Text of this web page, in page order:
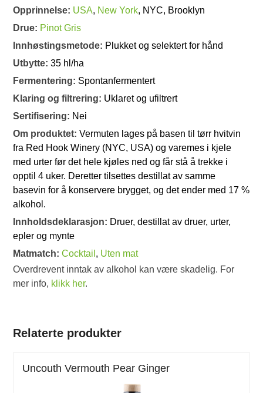
Opprinnelse: USA, New York, NYC, Brooklyn
Drue: Pinot Gris
Innhøstingsmetode: Plukket og selektert for hånd
Utbytte:35 hl/ha
Fermentering: Spontanfermentert
Klaring og filtrering: Uklaret og ufiltrert
Sertifisering: Nei
Om produktet:Vermuten lages på basen til tørr hvitvin
fra Red Hook Winery (NYC, USA) og varemes i kjele
med urter før det hele kjøles ned og får stå å trekke i
opptil 4 uker. Deretter tilsettes destillat av samme
basevin for å konservere brygget, og det ender med 17 %
alkohol.
Innholdsdeklarasjon: Druer, destillat av druer, urter,
epler og mynte
Matmatch:Cocktail , Uten mat
Overdrevent inntak av alkohol kan være skadelig. For
mer info, klikk her.
Relaterte produkter
Uncouth Vermouth Pear Ginger